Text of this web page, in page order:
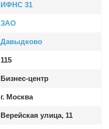
ИФНС 31
ЗАО
Давыдково
115
Бизнес-центр
г. Москва
Верейская улица, 11